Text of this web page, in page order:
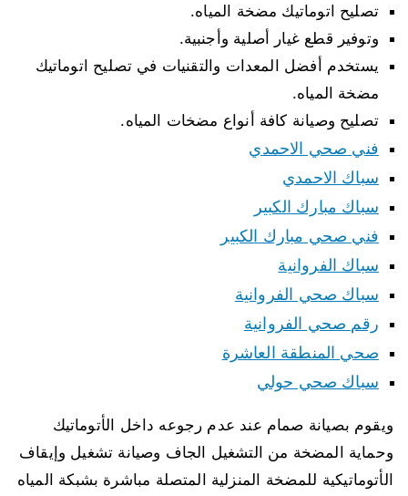
تصليح اتوماتيك مضخة المياه.
وتوفير قطع غيار أصلية وأجنبية.
يستخدم أفضل المعدات والتقنيات في تصليح اتوماتيك
مضخة المياه.
تصليح وصيانة كافة أنواع مضخات المياه.
فني صحي الاحمدي
سباك الاحمدي
سباك مبارك الكبير
فني صحي مبارك الكبير
سباك الفروانية
سباك صحي الفروانية
رقم صحي الفروانية
صحي المنطقة العاشرة
سباك صحي حولي
ويقوم بصيانة صمام عند عدم رجوعه داخل الأتوماتيك
وحماية المضخة من التشغيل الجاف وصيانة تشغيل وإيقاف
الأتوماتيكية للمضخة المنزلية المتصلة مباشرة بشبكة المياه